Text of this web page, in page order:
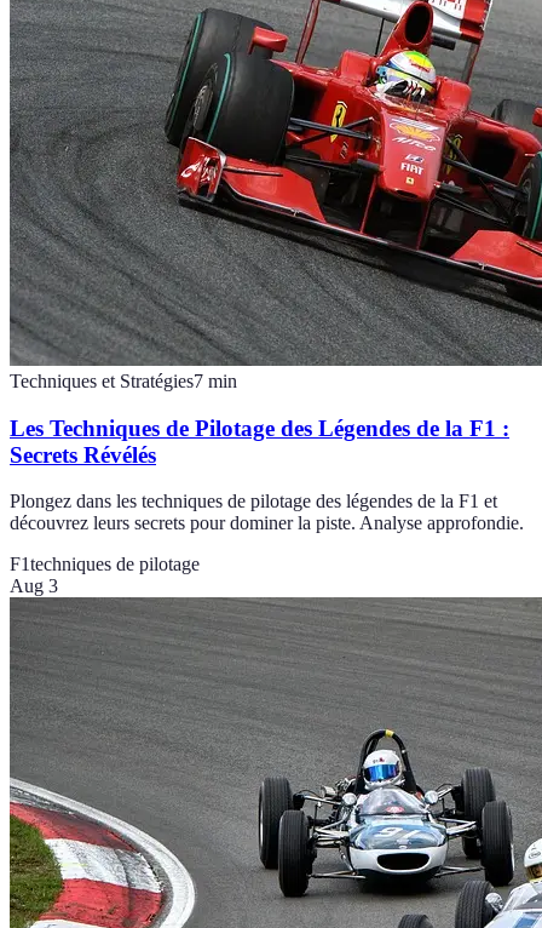
Techniques et Stratégies7 min
Les Techniques de Pilotage des Légendes de la F1 :
Secrets Révélés
Plongez dans les techniques de pilotage des légendes de la F1 et
découvrez leurs secrets pour dominer la piste. Analyse approfondie.
F1techniques de pilotage
Aug 3